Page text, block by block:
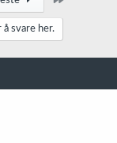
svare her.